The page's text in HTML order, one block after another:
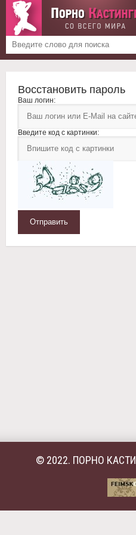
Восстановить пароль
Ваш логин:
Введите код с картинки:
Отправить
© 2022. ПОРНО